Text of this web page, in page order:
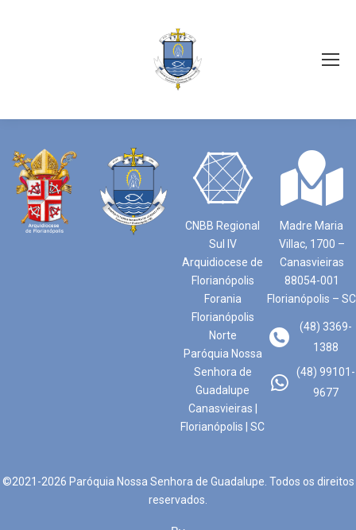
CNBB Regional
Sul IV
Arquidiocese de
Florianópolis
Forania
Florianópolis
Norte
Paróquia Nossa
Senhora de
Guadalupe
Canasvieiras |
Florianópolis | SC
Madre Maria
Villac, 1700 –
Canasvieiras
88054-001
Florianópolis – SC
(48) 3369-
1388
(48) 99101-
9677
©2021-2026 Paróquia Nossa Senhora de Guadalupe. Todos os direitos
reservados.